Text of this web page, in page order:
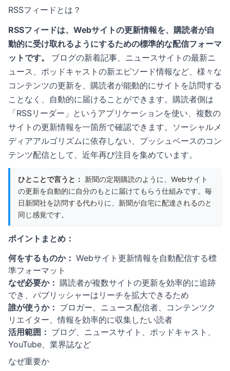
RSSフィードとは？
RSSフィードは、Webサイトの更新情報を、購読者が自
動的に受け取れるようにするための標準的な配信フォーマ
ットです。
ブログの新着記事、ニュースサイトの最新ニ
ュース、ポッドキャストの新エピソード情報など、様々な
コンテンツの更新を、購読者が能動的にサイトを訪問する
ことなく、自動的に届けることができます。購読者側は
「RSSリーダー」というアプリケーションを使い、複数の
サイトの更新情報を一箇所で確認できます。ソーシャルメ
ディアアルゴリズムに依存しない、プッシュベースのコン
テンツ配信として、近年再び注目を集めています。
ひとことで言うと： 新聞の定期購読のように、Webサイト
の更新を自動的に自分のもとに届けてもらう仕組みです。毎
日新聞社を訪問する代わりに、新聞が自宅に配達されるのと
同じ感覚です。
ポイントまとめ：
何をするものか： Webサイト更新情報を自動配信する標
準フォーマット
なぜ必要か： 購読者が複数サイトの更新を効率的に追跡
でき、パブリッシャーはリーチを拡大できるため
誰が使うか： ブロガー、ニュース配信者、コンテンツク
リエイター、情報を効率的に収集したい読者
活用範囲： ブログ、ニュースサイト、ポッドキャスト、
YouTube、業界誌など
なぜ重要か